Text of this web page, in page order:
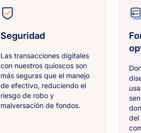
Seguridad
Las transacciones digitales
con nuestros quioscos son
más seguras que el manejo
de efectivo, reduciendo el
riesgo de robo y
malversación de fondos.
del